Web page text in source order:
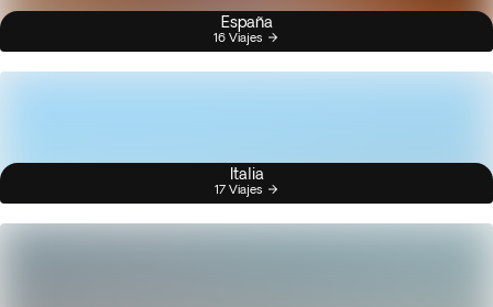
España
16 Viajes
Italia
17 Viajes